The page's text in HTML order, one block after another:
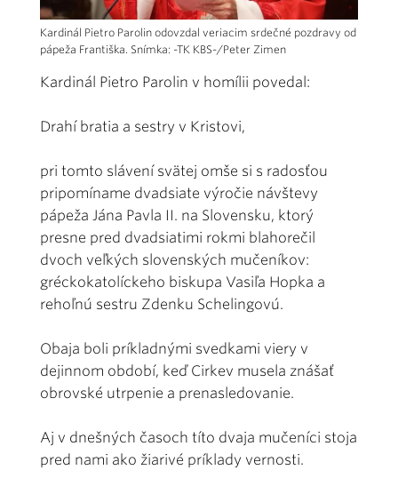
Kardinál Pietro Parolin odovzdal veriacim srdečné pozdravy od
pápeža Františka. Snímka: -TK KBS-/Peter Zimen
Kardinál Pietro Parolin v homílii povedal:
Drahí bratia a sestry v Kristovi,
pri tomto slávení svätej omše si s radosťou
pripomíname dvadsiate výročie návštevy
pápeža Jána Pavla II. na Slovensku, ktorý
presne pred dvadsiatimi rokmi blahorečil
dvoch veľkých slovenských mučeníkov:
gréckokatolíckeho biskupa Vasiľa Hopka a
rehoľnú sestru Zdenku Schelingovú.
Obaja boli príkladnými svedkami viery v
dejinnom období, keď Cirkev musela znášať
obrovské utrpenie a prenasledovanie.
Aj v dnešných časoch títo dvaja mučeníci stoja
pred nami ako žiarivé príklady vernosti.